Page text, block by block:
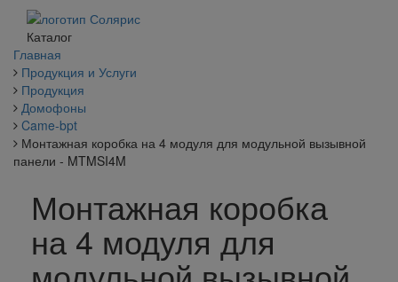
Каталог
Главная
Продукция и Услуги
Продукция
Домофоны
Came-bpt
Монтажная коробка на 4 модуля для модульной вызывной
панели - MTMSI4M
Монтажная коробка
на 4 модуля для